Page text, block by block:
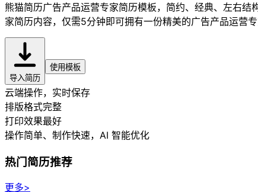
熊猫简历广告产品运营专家简历模板，简约、经典、左右
家简历内容，仅需5分钟即可拥有一份精美的广告产品运营
导入简历
使用模板
云端操作，实时保存
排版格式完整
打印效果最好
操作简单、制作快速，AI 智能优化
热门简历推荐
更多>